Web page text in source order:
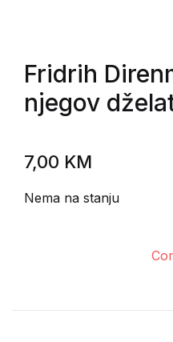
Fridrih
njegov
7,00 KM
Nema na stanju